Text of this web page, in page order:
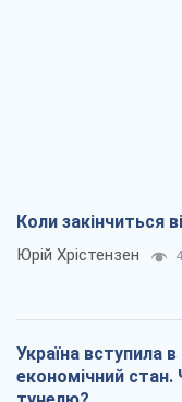
Коли закінчиться
Юрій Хрістензен
Україна вступила
економічний стан.